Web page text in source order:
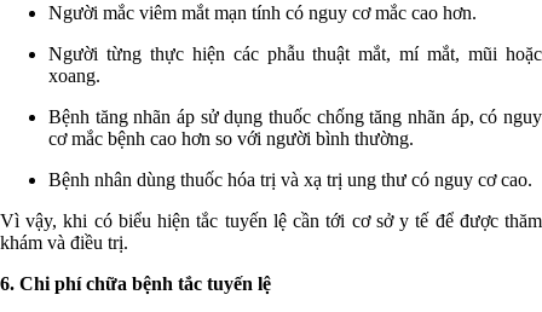
Người mắc viêm mắt mạn tính có nguy cơ mắc cao hơn.
Người từng thực hiện các phẫu thuật mắt, mí mắt, mũi hoặc
xoang.
Bệnh tăng nhãn áp sử dụng thuốc chống tăng nhãn áp, có nguy
cơ mắc bệnh cao hơn so với người bình thường.
Bệnh nhân dùng thuốc hóa trị và xạ trị ung thư có nguy cơ cao.
Vì vậy, khi có biểu hiện tắc tuyến lệ cần tới cơ sở y tế để được thăm
khám và điều trị.
6. Chi phí chữa bệnh tắc tuyến lệ